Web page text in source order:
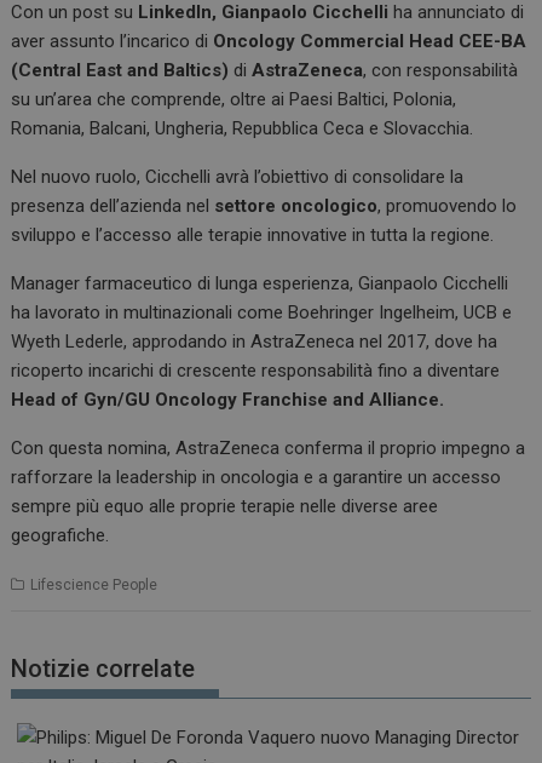
ce
b
o
o
k
ke
dI
n
at
s
A
p
p
Con un post su LinkedIn, Gianpaolo Cicchelli ha annunciato di
aver assunto l’incarico di Oncology Commercial Head CEE-BA
(Central East and Baltics) diAstraZeneca, con responsabilità
su un’area che comprende, oltre ai Paesi Baltici, Polonia,
Romania, Balcani, Ungheria, Repubblica Ceca e Slovacchia.
Nel nuovo ruolo, Cicchelli avrà l’obiettivo di consolidare la
presenza dell’azienda nel settore oncologico, promuovendo lo
sviluppo e l’accesso alle terapie innovative in tutta la regione.
Manager farmaceutico di lunga esperienza, Gianpaolo Cicchelli
ha lavorato in multinazionali come Boehringer Ingelheim, UCB e
Wyeth Lederle, approdando in AstraZeneca nel 2017, dove ha
ricoperto incarichi di crescente responsabilità fino a diventare
Head of Gyn/GU Oncology Franchise and Alliance.
Con questa nomina, AstraZeneca conferma il proprio impegno a
rafforzare la leadership in oncologia e a garantire un accesso
sempre più equo alle proprie terapie nelle diverse aree
geografiche.
Lifescience People
Notizie correlate